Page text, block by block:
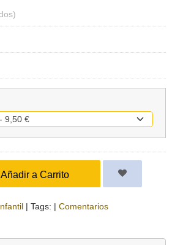
Añadir a Carrito
| Tags: | Comentarios